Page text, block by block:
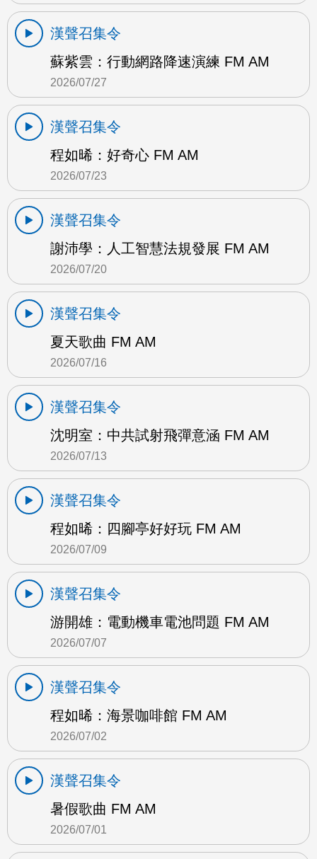
漢聲召集令
蘇紫雲：行動網路降速演練 FM AM
2026/07/27
漢聲召集令
程如晞：好奇心 FM AM
2026/07/23
漢聲召集令
謝沛學：人工智慧法規發展 FM AM
2026/07/20
漢聲召集令
夏天歌曲 FM AM
2026/07/16
漢聲召集令
沈明室：中共試射飛彈意涵 FM AM
2026/07/13
漢聲召集令
程如晞：四腳亭好好玩 FM AM
2026/07/09
漢聲召集令
游開雄：電動機車電池問題 FM AM
2026/07/07
漢聲召集令
程如晞：海景咖啡館 FM AM
2026/07/02
漢聲召集令
暑假歌曲 FM AM
2026/07/01